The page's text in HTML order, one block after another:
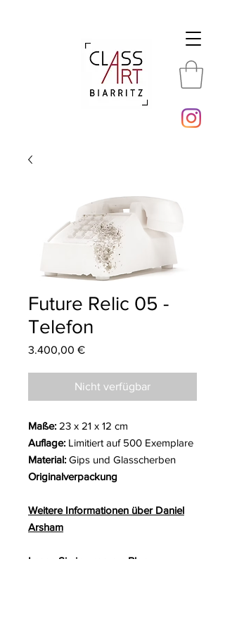
Future Relic 05 -
Telefon
3.400,00 €Preis
Nicht verfügbar
Maße: 23 x 21 x 12 cm
Auflage: Limitiert auf 500 Exemplare
Material: Gips und Glasscherben
Originalverpackung
Weitere Informationen über Daniel
Arsham
Lesen Sie in unserem Blog: